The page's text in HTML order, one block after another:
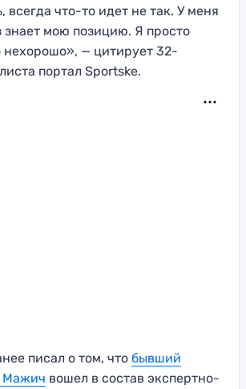
всегда что-то идет не так. У меня
знает мою позицию. Я просто
нехорошо», — цитирует 32-
портал Sportske.
писал о том, что бывший
вошел в состав экспертно-